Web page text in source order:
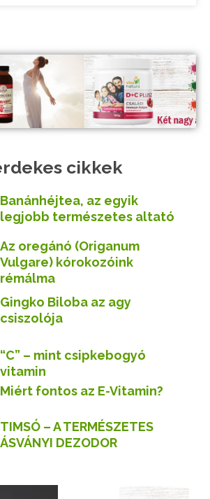
cikkek
Banánhéjtea, az egyik
legjobb természetes altató
Az oregánó (Origanum
Vulgare) kórokozóink
rémálma
Gingko Biloba az agy
csiszolója
“C” – mint csipkebogyó
vitamin
Miért fontos az E-Vitamin?
TIMSÓ – A TERMÉSZETES
ÁSVÁNYI DEZODOR